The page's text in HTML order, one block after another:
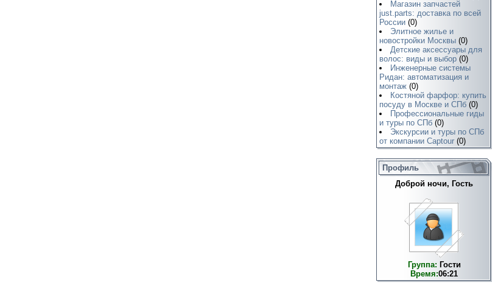
Магазин запчастей
just.parts: доставка по всей
России (0)
Элитное жилье и
новостройки Москвы (0)
Детские аксессуары для
волос: виды и выбор (0)
Инженерные системы
Ридан: автоматизация и
монтаж (0)
Костяной фарфор: купить
посуду в Москве и СПб (0)
Профессиональные гиды
и туры по СПб (0)
Экскурсии и туры по СПб
от компании Captour (0)
Профиль
Доброй ночи, Гость
Группа: Гости
Время:06:21